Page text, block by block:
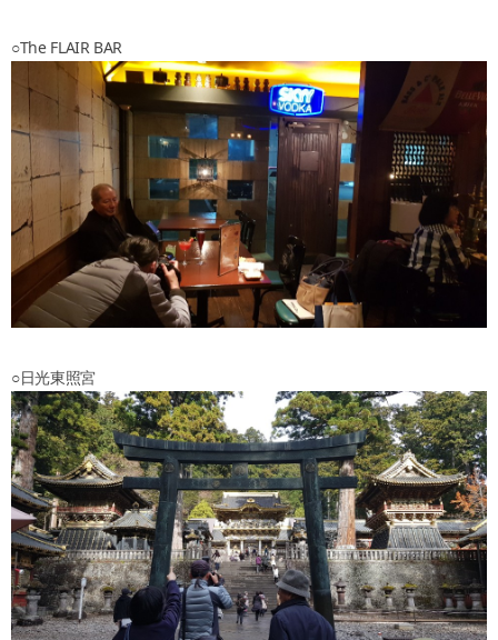
○The FLAIR BAR
○日光東照宮